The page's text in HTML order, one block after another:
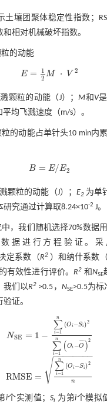
土壤团聚体稳定性指数；
相对机械破坏指数。
粒的动能
E =
1
2 M ⋅ V 2
E= 12 M · V
颗粒的动能（J）；M和 V
均飞溅速度（m/s）。
粒的动能占单针头10 min内
B = E/E2
B= E/E2
颗粒的动能（J）； E2为单
研究通过计算取8.24×10-2 J。
中，我们随机选择70%数据
数据进行方程验证。
决定系数（R2 ）和纳什系数
有效性进行评价。R2 和NSE
我们以R2 >0.5， NSE>0.5为标
证。
NSE = 1 −
∑
i=1
n
(Oi−Si)2
∑
i=1
n (Oi −O
¯¯
¯)2
NSE= 1-∑ i= 1n Oi-Si2∑i=1nO
RMSE =
∑
i=1
n
(Oi−Si)2
n
− −
−−−−−−
√
RMSE=∑ i=1 nO i-Si2n
i个实测值；Si 为第i个模拟